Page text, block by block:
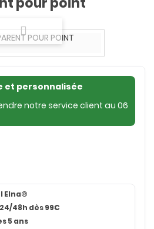
et personnalisée
notre service client au 06
Elna®
48h dès 99€
5 ans